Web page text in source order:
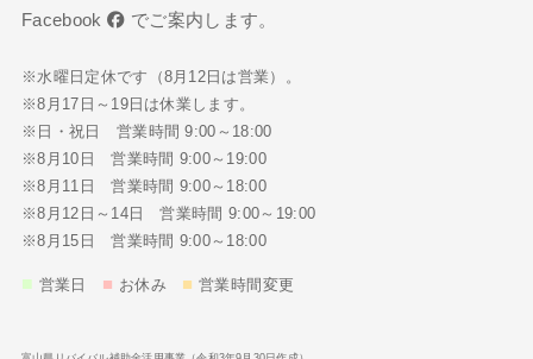
Facebook
でご案内します。
※水曜日定休です（8月12日は営業）。
※8月17日～19日は休業します。
※日・祝日 営業時間 9:00～18:00
※8月10日 営業時間 9:00～19:00
※8月11日 営業時間 9:00～18:00
※8月12日～14日 営業時間 9:00～19:00
※8月15日 営業時間 9:00～18:00
■ 営業日 ■ お休み ■ 営業時間変更